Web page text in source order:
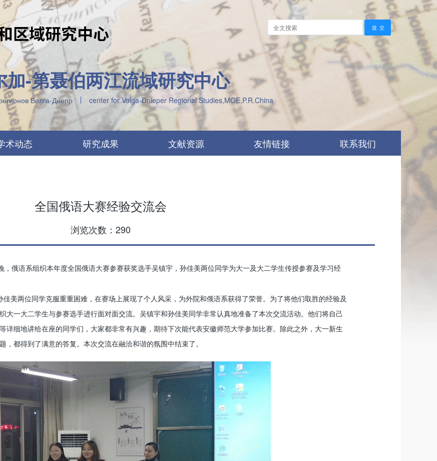
加-第聂伯两江流域研究中心
Волга-Днепр center for Volga-Dnieper Regional Studies,MOE,P.R.China
术动态 研究成果 文献资源 友情链接 联系我们
全国俄语大赛经验交流会
浏览次数： 290
，俄语系组织本年度全国俄语大赛参赛获奖选手吴镇宇，孙佳美两位同学为大一及大二学生传授参赛及学习经
美两位同学克服重重困难，在赛场上展现了个人风采，为外院和俄语系获得了荣誉。为了将他们取胜的经验及
大一大二学生与参赛选手进行面对面交流。吴镇宇和孙佳美同学非常认真地准备了本次交流活动。他们将自己
详细地讲给在座的同学们，大家都非常有兴趣，期待下次能代表安徽师范大学参加比赛。除此之外，大一新生
，都得到了满意的答复。本次交流在融洽和谐的氛围中结束了。